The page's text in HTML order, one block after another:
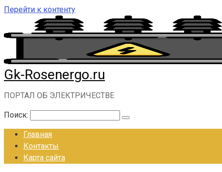
Перейти к контенту
Gk-Rosenergo.ru
ПОРТАЛ ОБ ЭЛЕКТРИЧЕСТВЕ
Поиск:
Главная
Контакты
Карта сайта